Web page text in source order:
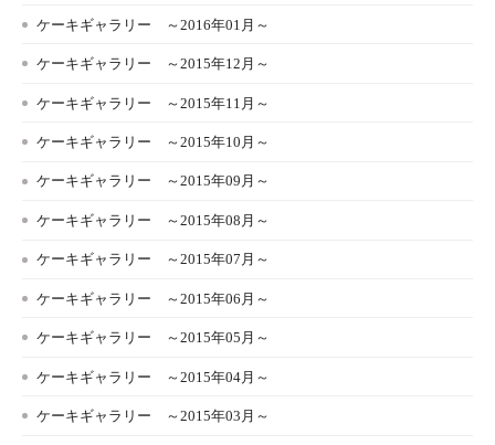
ケーキギャラリー ～2016年01月～
ケーキギャラリー ～2015年12月～
ケーキギャラリー ～2015年11月～
ケーキギャラリー ～2015年10月～
ケーキギャラリー ～2015年09月～
ケーキギャラリー ～2015年08月～
ケーキギャラリー ～2015年07月～
ケーキギャラリー ～2015年06月～
ケーキギャラリー ～2015年05月～
ケーキギャラリー ～2015年04月～
ケーキギャラリー ～2015年03月～